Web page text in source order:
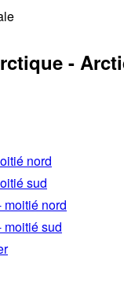
-
nord
sud
moitié nord
moitié sud